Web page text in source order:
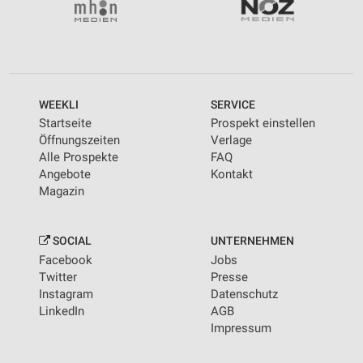
WEEKLI
Startseite
Öffnungszeiten
Alle Prospekte
Angebote
Magazin
SERVICE
Prospekt einstellen
Verlage
FAQ
Kontakt
SOCIAL
Facebook
Twitter
Instagram
LinkedIn
UNTERNEHMEN
Jobs
Presse
Datenschutz
AGB
Impressum
Notwendig
Performance
Funktional
Werbung